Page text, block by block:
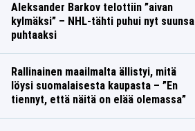
Aleksander Barkov telottiin ”aivan
kylmäksi” – NHL-tähti puhui nyt suunsa
puhtaaksi
Rallinainen maailmalta ällistyi, mitä
löysi suomalaisesta kaupasta – ”En
tiennyt, että näitä on elää olemassa”